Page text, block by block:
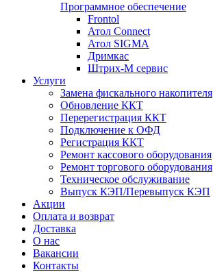
Программное обеспечение
Frontol
Атол Connect
Атол SIGMA
Дримкас
Штрих-М сервис
Услуги
Замена фискального накопителя
Обновление ККТ
Перерегистрация ККТ
Подключение к ОФД
Регистрация ККТ
Ремонт кассового оборудования
Ремонт торгового оборудования
Техническое обслуживание
Выпуск КЭП/Перевыпуск КЭП
Акции
Оплата и возврат
Доставка
О нас
Вакансии
Контакты